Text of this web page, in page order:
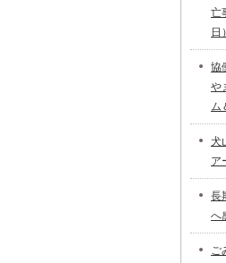
亡
日）
協
や
ム
犬
ア
長
へ
ご